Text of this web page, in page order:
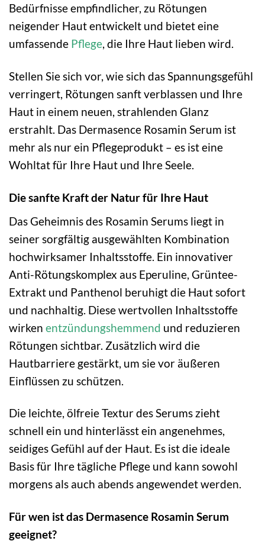
Bedürfnisse empfindlicher, zu Rötungen
neigender Haut entwickelt und bietet eine
umfassende Pflege, die Ihre Haut lieben wird.
Stellen Sie sich vor, wie sich das Spannungsgefühl
verringert, Rötungen sanft verblassen und Ihre
Haut in einem neuen, strahlenden Glanz
erstrahlt. Das Dermasence Rosamin Serum ist
mehr als nur ein Pflegeprodukt – es ist eine
Wohltat für Ihre Haut und Ihre Seele.
Die sanfte Kraft der Natur für Ihre Haut
Das Geheimnis des Rosamin Serums liegt in
seiner sorgfältig ausgewählten Kombination
hochwirksamer Inhaltsstoffe. Ein innovativer
Anti-Rötungskomplex aus Eperuline, Grüntee-
Extrakt und Panthenol beruhigt die Haut sofort
und nachhaltig. Diese wertvollen Inhaltsstoffe
wirken entzündungshemmend und reduzieren
Rötungen sichtbar. Zusätzlich wird die
Hautbarriere gestärkt, um sie vor äußeren
Einflüssen zu schützen.
Die leichte, ölfreie Textur des Serums zieht
schnell ein und hinterlässt ein angenehmes,
seidiges Gefühl auf der Haut. Es ist die ideale
Basis für Ihre tägliche Pflege und kann sowohl
morgens als auch abends angewendet werden.
Für wen ist das Dermasence Rosamin Serum
geeignet?